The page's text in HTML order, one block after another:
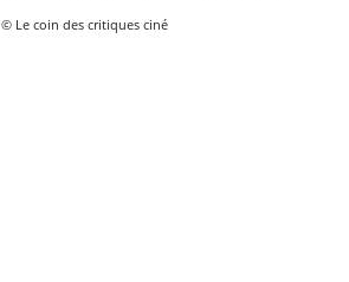
© Le coin des critiques ciné